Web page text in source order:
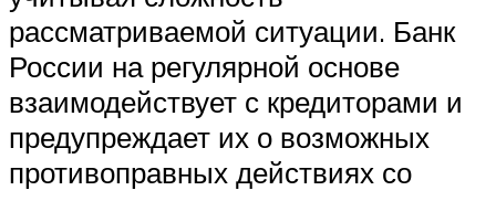
рассматриваемой ситуации. Банк
России на регулярной основе
взаимодействует с кредиторами и
предупреждает их о возможных
противоправных действиях со